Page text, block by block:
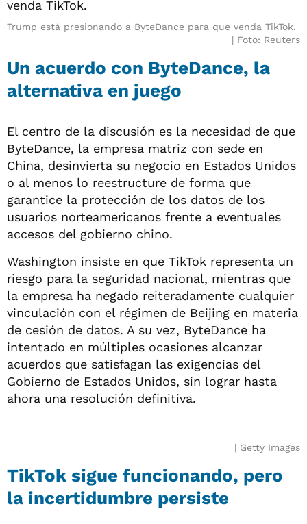
Trump está presionando a ByteDance para que venda TikTok.
Foto: Reuters
Un acuerdo con ByteDance, la
alternativa en juego
El centro de la discusión es la necesidad de que
ByteDance, la empresa matriz con sede en
China, desinvierta su negocio en Estados Unidos
o al menos lo reestructure de forma que
garantice la protección de los datos de los
usuarios norteamericanos frente a eventuales
accesos del gobierno chino.
Washington insiste en que TikTok representa un
riesgo para la seguridad nacional, mientras que
la empresa ha negado reiteradamente cualquier
vinculación con el régimen de Beijing en materia
de cesión de datos. A su vez, ByteDance ha
intentado en múltiples ocasiones alcanzar
acuerdos que satisfagan las exigencias del
Gobierno de Estados Unidos, sin lograr hasta
ahora una resolución definitiva.
Getty Images
TikTok sigue funcionando, pero
la incertidumbre persiste